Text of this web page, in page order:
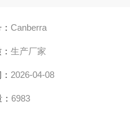
Canberra
生产厂家
2026-04-08
6983